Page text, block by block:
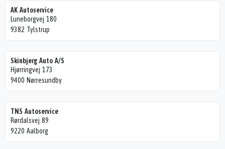
AK Autoservice
Luneborgvej 180
9382 Tylstrup
Skinbjerg Auto A/S
Hjørringvej 173
9400 Nørresundby
TNS Autoservice
Rørdalsvej 89
9220 Aalborg